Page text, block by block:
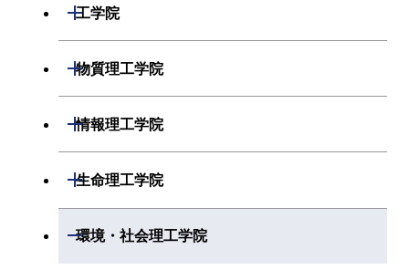
物理学コース
化学系
開閉
エネルギー・情報コース
地球生命コース
専門科目
工学院
開閉
機械系
開閉
エネルギーコース
エンジニアリングデザイン
システム制御コース
コース
電気電子系
開閉
エネルギーコース
情報通信コース
経営工学系
開閉
物質理工学院
開閉
材料系
開閉
エネルギーコース
応用化学コース
専門科目
情報理工学院
開閉
数理・計算科学系
開閉
生命理工学院
開閉
生命理工学系
開閉
環境・社会理工学院
開閉